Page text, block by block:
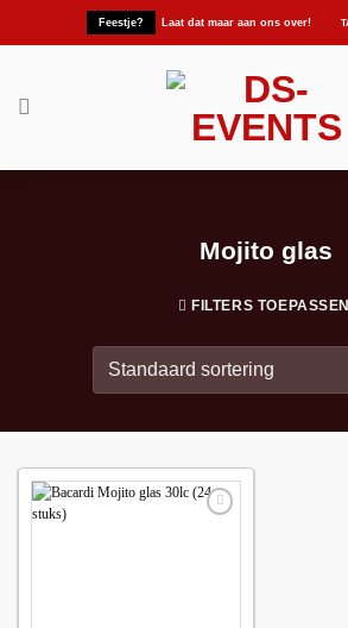
Feestje? Laat dat maar aan ons over!
Mojito glas
FILTERS TOEPASSEN